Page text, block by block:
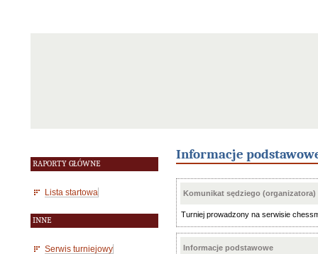
RAPORTY GŁÓWNE
Lista startowa
INNE
Serwis turniejowy
Informacje
Komunikat sędziego (organizatora)
Turniej prowadzony na serwisie
Informacje podstawowe